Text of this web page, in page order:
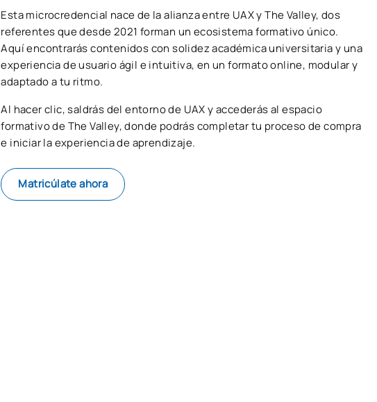
Esta microcredencial nace de la alianza entre UAX y The Valley, dos
referentes que desde 2021 forman un ecosistema formativo único.
Aquí encontrarás contenidos con solidez académica universitaria y una
experiencia de usuario ágil e intuitiva, en un formato online, modular y
adaptado a tu ritmo.
Al hacer clic, saldrás del entorno de UAX y accederás al espacio
formativo de The Valley, donde podrás completar tu proceso de compra
e iniciar la experiencia de aprendizaje.
Matricúlate ahora